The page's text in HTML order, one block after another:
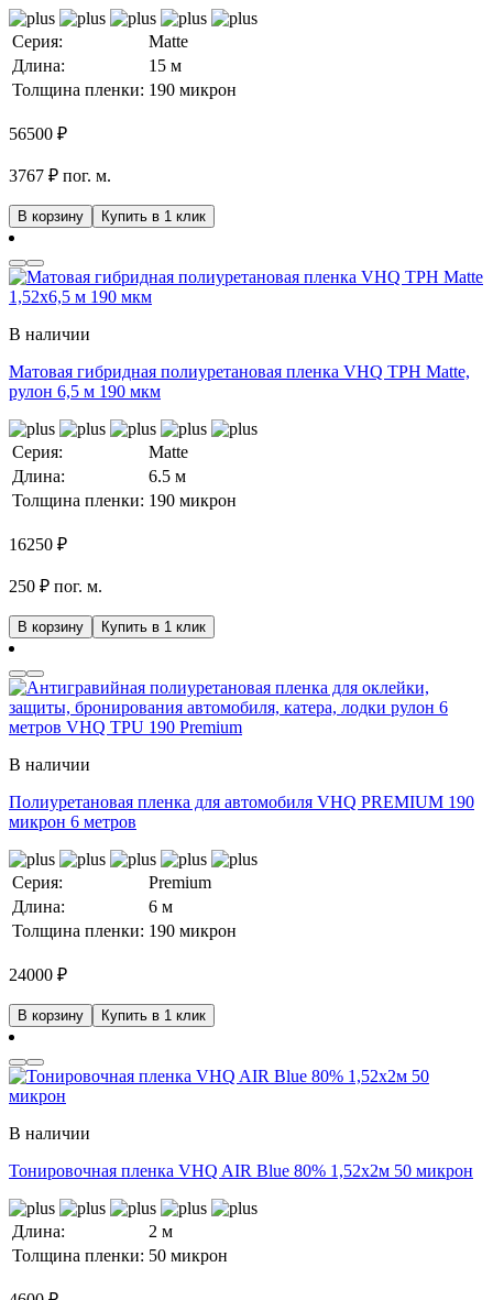
Серия:
Matte
Длина:
15 м
Толщина пленки: 190 микрон
56500 ₽
3767 ₽ пог. м.
В корзину Купить в 1 клик
В наличии
Матовая гибридная полиуретановая пленка VHQ TPH Matte,
рулон 6,5 м 190 мкм
Серия:
Matte
Длина:
6.5 м
Толщина пленки: 190 микрон
16250 ₽
250 ₽ пог. м.
В корзину Купить в 1 клик
В наличии
Полиуретановая пленка для автомобиля VHQ PREMIUM 190
микрон 6 метров
Серия:
Premium
Длина:
6 м
Толщина пленки: 190 микрон
24000 ₽
В корзину Купить в 1 клик
В наличии
Тонировочная пленка VHQ AIR Blue 80% 1,52x2м 50 микрон
Длина:
2 м
Толщина пленки: 50 микрон